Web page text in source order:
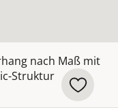
nach Maß mit
Struktur